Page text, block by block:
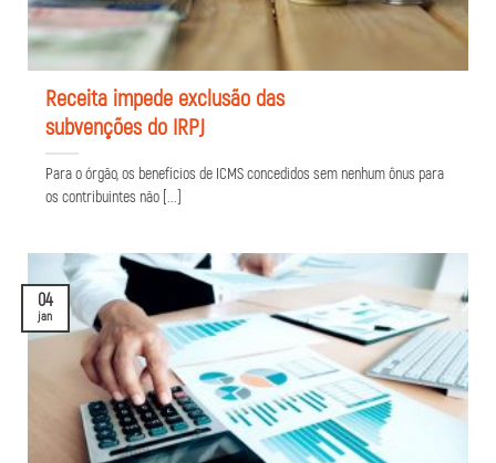
Receita impede exclusão das
subvenções do IRPJ
Para o órgão, os benefícios de ICMS concedidos sem nenhum ônus para
os contribuintes não [...]
04
jan